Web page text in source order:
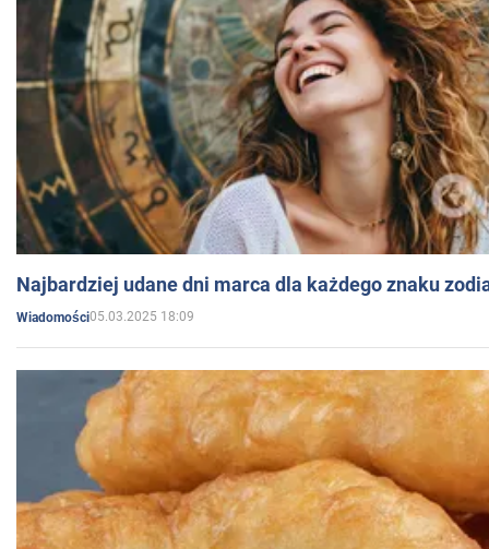
Najbardziej udane dni marca dla każdego znaku
Wiadomości05.03.2025 18:09